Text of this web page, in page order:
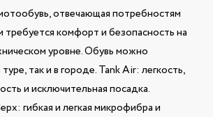
отвечающая потребностям
комфорт и безопасность на
уровне. Обувь можно
так и в городе. Tank Air: легкость,
и исключительная посадка.
гибкая и легкая микрофибра и